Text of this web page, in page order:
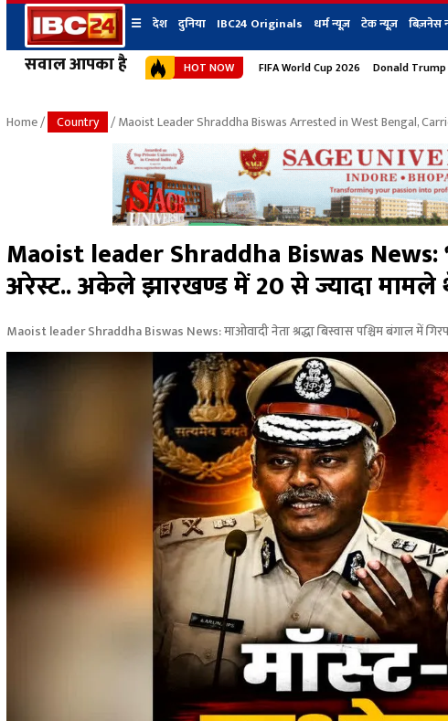
सवाल आपका है
☰ देश दुनिया IBC24 Originals धर्म न्यूज़ टेक न्यूज़ बिज़नेस
छत्तीसगढ़ न्यूज
उत्तर प्रदेश न्यूज
बिहार न्यूज
उत्तराखंड न्यूज
हिमाचल प्रदेश न्यूज
हरियाणा न्यूज
शहर
भोपाल
जबलपुर
ग्वालियर
रायपुर
दुनिया IBC24 Originals
HOT NOW FIFA World Cup 2026 Donald Trump
Home/ Country / Maoist Leader Shraddha Biswas Arrested in West Bengal,
Maoist leader Shraddha Biswas News:
अरेस्ट.. अकेले झारखण्ड में 20 से ज्यादा मामले
Maoist leader Shraddha Biswas News: माओवादी नेता श्रद्धा बिस्वास पश्चिम बंगाल में